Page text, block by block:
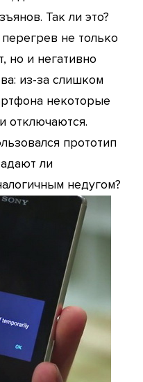
Так ли это?
не только
но и негативно
из-за слишком
некоторые
отключаются.
прототип
ли
недугом?